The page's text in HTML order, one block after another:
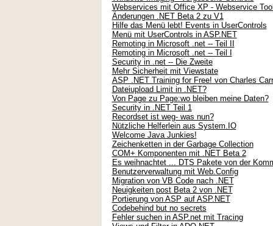
Webservices mit Office XP - Webservice
Änderungen .NET Beta 2 zu V1
Hilfe das Menü lebt! Events in UserControls
Menü mit UserControls in ASP.NET
Remoting in Microsoft .net -- Teil II
Remoting in Microsoft .net -- Teil I
Security in .net -- Die Zweite
Mehr Sicherheit mit Viewstate
ASP .NET Training for Free! von Charles
Dateiupload Limit in .NET?
Von Page zu Page:wo bleiben meine Daten?
Security in .NET Teil 1
Recordset ist weg- was nun?
Nützliche Helferlein aus System.IO
Welcome Java Junkies!
Zeichenketten in der Garbage Collection
COM+ Komponenten mit .NET Beta 2
Es weihnachtet ... DTS Pakete von der
Benutzerverwaltung mit Web.Config
Migration von VB Code nach .NET
Neuigkeiten post Beta 2 von .NET
Portierung von ASP auf ASP.NET
Codebehind but no secrets
Fehler suchen in ASP.net mit Tracing